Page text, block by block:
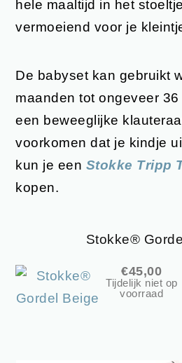
hele maaltijd in het
vermoeiend voor je
De babyset kan gebruikt
maanden tot ongeveer
een beweeglijke
voorkomen dat je kindje
kun je een Stokke Tripp
kopen.
Stokke®
€45,00
Tijdelijk niet op
voorraad